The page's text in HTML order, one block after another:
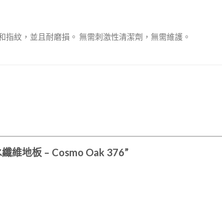
紋，並且耐磨損。 無需刺激性清潔劑，無需維護。
維地板 – Cosmo Oak 376”